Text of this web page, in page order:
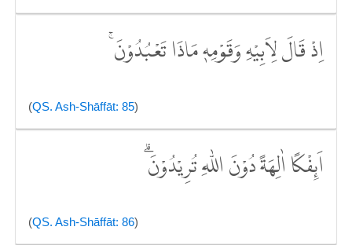
اِذْ قَالَ لِاَبِيْهِ وَقَوْمِهٖ مَاذَا تَعْبُدُوْنَ ۚ
(QS. Ash-Shāffāt: 85)
اَىِٕفْكًا اٰلِهَةً دُوْنَ اللّٰهِ تُرِيْدُوْنَۗ
(QS. Ash-Shāffāt: 86)